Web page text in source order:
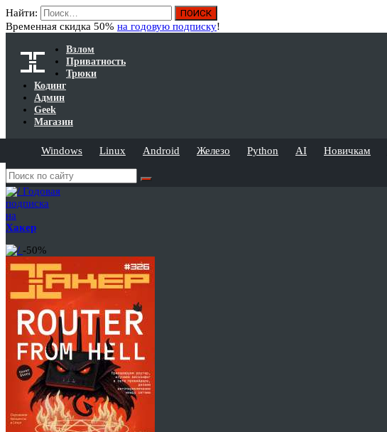
Найти:
Временная скидка 50% на годовую подписку!
Взлом
Приватность
Трюки
Кодинг
Админ
Geek
Магазин
Windows Linux Android Железо Python AI Новичкам
Годовая
подписка
на
Хакер
-50%